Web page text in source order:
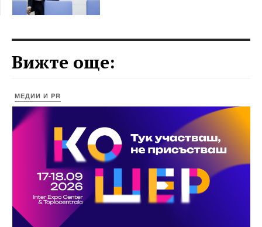
Вижте още:
МЕДИИ И PR